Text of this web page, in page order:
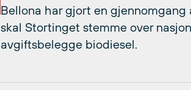
Bellona har gjort en
skal Stortinget stemme over
avgiftsbelegge biodiesel.